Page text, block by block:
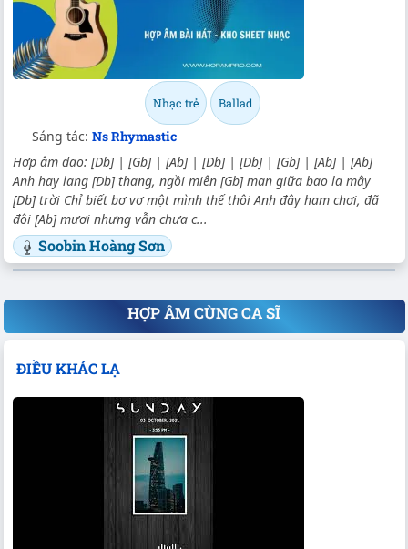
Nhạc trẻ Ballad
Sáng tác: Ns Rhymastic
Hợp âm dạo: [Db] | [Gb] | [Ab] | [Db] | [Db] | [Gb] | [Ab] | [Ab]
Anh hay lang [Db] thang, ngồi miên [Gb] man giữa bao la mây
[Db] trời Chỉ biết bơ vơ một mình thế thôi Anh đây ham chơi, đã
đôi [Ab] mươi nhưng vẫn chưa c...
Soobin Hoàng Sơn
HỢP ÂM CÙNG CA SĨ
ĐIỀU KHÁC LẠ